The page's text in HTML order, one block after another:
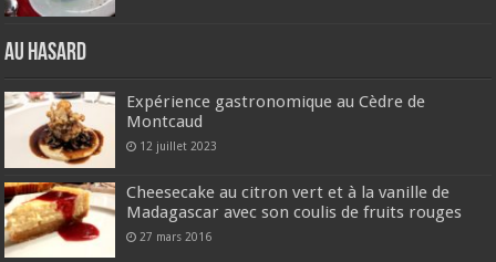
Au hasard
Expérience gastronomique au Cèdre de
Montcaud
12 juillet 2023
Cheesecake au citron vert et à la vanille de
Madagascar avec son coulis de fruits rouges
27 mars 2016